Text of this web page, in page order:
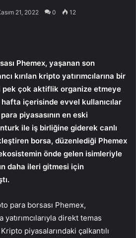
21, 2022 0 12
Phemex, yaşanan son
kırılan kripto yatırımcılarına bir
çok aktiflik organize etmeye
içerisinde evvel kullanıcılar
piyasasının en eski
ile iş birliğine giderek canlı
borsa, düzenlediği Phemex
önde gelen isimleriyle
daha ileri gitmesi için
para borsası Phemex,
direkt temas
piyasalarındaki çalkantılı